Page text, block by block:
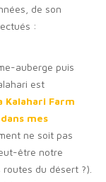
de son
:
auberge puis
est
Kalahari Farm
mes
ne soit pas
être notre
du désert ?).